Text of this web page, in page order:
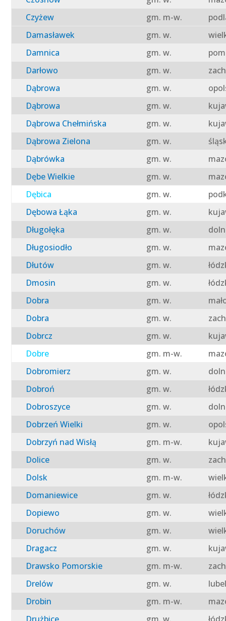
Czyżew
gm. m-w.
Damasławek
gm. w.
Damnica
gm. w.
Darłowo
gm. w.
Dąbrowa
gm. w.
Dąbrowa
gm. w.
Dąbrowa Chełmińska
gm. w.
Dąbrowa Zielona
gm. w.
Dąbrówka
gm. w.
Dębe Wielkie
gm. w.
Dębica
gm. w.
Dębowa Łąka
gm. w.
Długołęka
gm. w.
Długosiodło
gm. w.
Dłutów
gm. w.
Dmosin
gm. w.
Dobra
gm. w.
Dobra
gm. w.
Dobrcz
gm. w.
Dobre
gm. m-w.
Dobromierz
gm. w.
Dobroń
gm. w.
Dobroszyce
gm. w.
Dobrzeń Wielki
gm. w.
Dobrzyń nad Wisłą
gm. m-w.
Dolice
gm. w.
Dolsk
gm. m-w.
Domaniewice
gm. w.
Dopiewo
gm. w.
Doruchów
gm. w.
Dragacz
gm. w.
Drawsko Pomorskie
gm. m-w.
Drelów
gm. w.
Drobin
gm. m-w.